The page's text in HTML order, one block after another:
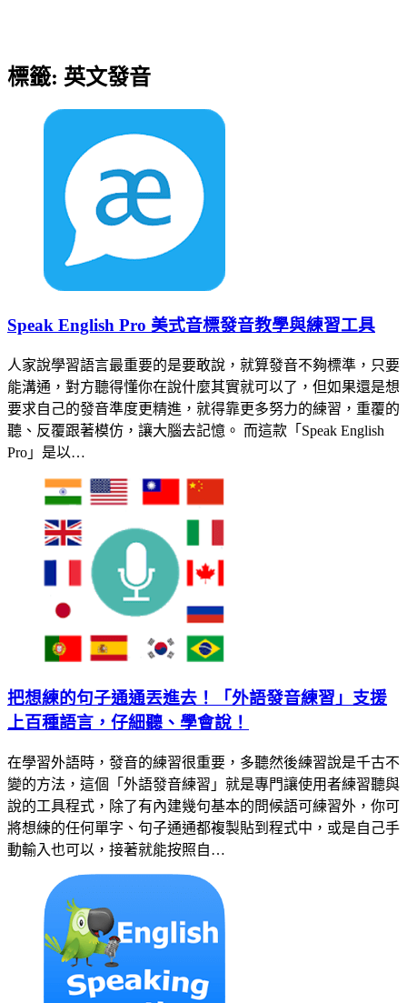
標籤: 英文發音
Speak English Pro 美式音標發音教學與練習工具
人家說學習語言最重要的是要敢說，就算發音不夠標準，只要
能溝通，對方聽得懂你在說什麼其實就可以了，但如果還是想
要求自己的發音準度更精進，就得靠更多努力的練習，重覆的
聽、反覆跟著模仿，讓大腦去記憶。 而這款「Speak English
Pro」是以…
把想練的句子通通丟進去！「外語發音練習」支援
上百種語言，仔細聽、學會說！
在學習外語時，發音的練習很重要，多聽然後練習說是千古不
變的方法，這個「外語發音練習」就是專門讓使用者練習聽與
說的工具程式，除了有內建幾句基本的問候語可練習外，你可
將想練的任何單字、句子通通都複製貼到程式中，或是自己手
動輸入也可以，接著就能按照自…